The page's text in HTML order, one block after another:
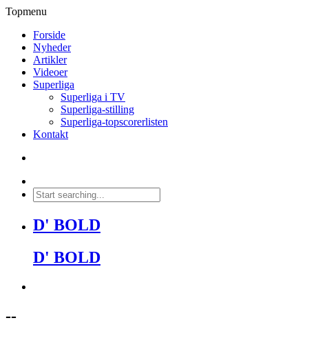
Topmenu
Forside
Nyheder
Artikler
Videoer
Superliga
Superliga i TV
Superliga-stilling
Superliga-topscorerlisten
Kontakt
D' BOLD
D' BOLD
--